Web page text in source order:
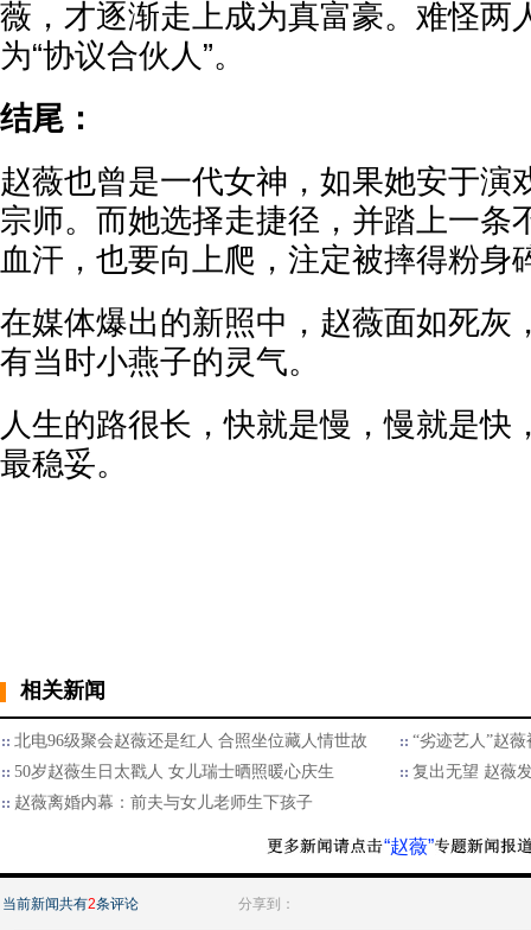
薇，才逐渐走上成为真富豪。难怪两
为“协议合伙人”。
结尾：
赵薇也曾是一代女神，如果她安于演
宗师。而她选择走捷径，并踏上一条
血汗，也要向上爬，注定被摔得粉身
在媒体爆出的新照中，赵薇面如死灰
有当时小燕子的灵气。
人生的路很长，快就是慢，慢就是快
最稳妥。
相关新闻
北电96级聚会赵薇还是红人 合照坐位藏人情世故
“劣迹艺人”赵
50岁赵薇生日太戳人 女儿瑞士晒照暖心庆生
复出无望 赵薇
赵薇离婚内幕：前夫与女儿老师生下孩子
“赵薇”
当前新闻共有2条评论 分享到：